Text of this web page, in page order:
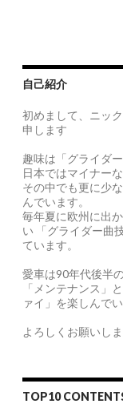
自己紹介
初めまして、ニッ
申します
趣味は「グライダー
日本ではマイナー
その中でも更に少
んでいます。
毎年夏に欧州に出
い 「グライダー曲
ています。
愛車は90年代後半
「メンテナンス」
ァイ」を楽しんでい
よろしくお願いし
TOP10